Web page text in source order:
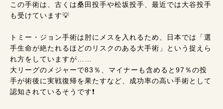
この手術は、古くは桑田投手や松坂投手、最近では大谷投手
も受けています💡
トミー・ジョン手術は肘にメスを入れるため、日本では「選
手生命が絶たれるほどのリスクのある大手術」という捉えら
れ方をしていますが……
大リーグのメジャーで83％、マイナーも含めると97％の投
手が術後に実戦復帰を果たすなど、成功率の高い手術として
認知されているそうです❗